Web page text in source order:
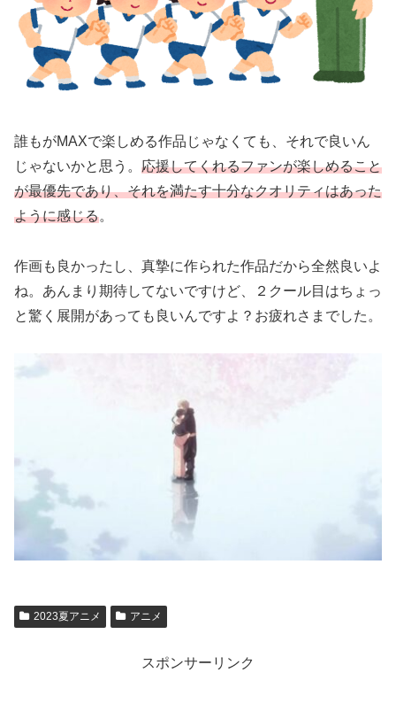
誰もがMAXで楽しめる作品じゃなくても、それで良いん
じゃないかと思う。 応援してくれるファンが楽しめること
が最優先であり、それを満たす十分なクオリティはあった
ように感じる。
作画も良かったし、真摯に作られた作品だから全然良いよ
ね。あんまり期待してないですけど、２クール目はちょっ
と驚く展開があっても良いんですよ？お疲れさまでした。
2023夏アニメ アニメ
スポンサーリンク